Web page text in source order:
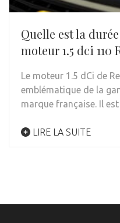
Quelle est la
moteur 1.5 dci 110
Le moteur 1.5 dCi de
emblématique de la
marque française. Il
LIRE LA SUITE